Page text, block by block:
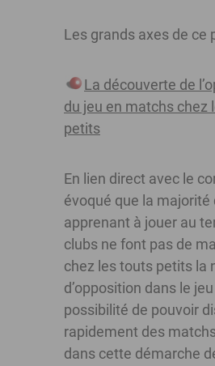
Les grands axes de ce
La découverte de
du jeu en matchs chez
petits
En lien direct avec le
évoqué que la
apprenant à jouer au
clubs ne font pas de
chez les touts petits la
d’opposition dans le
possibilité de pouvoir
rapidement des
dans cette démarche